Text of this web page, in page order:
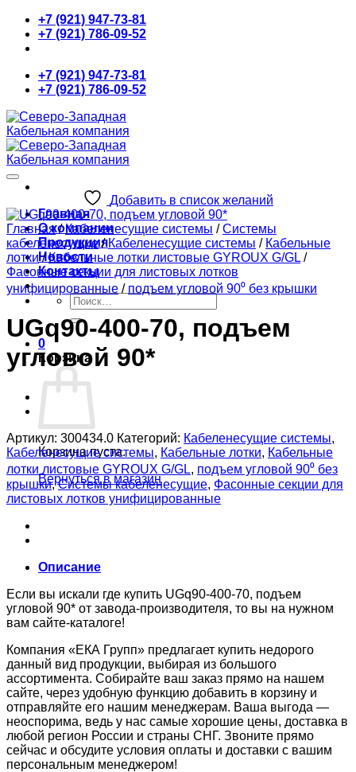
Skip
content
+7 (921) 947-73-81
+7 (921) 786-09-52
+7 (921) 947-73-81
+7 (921) 786-09-52
Главная
О компании
Продукция
Новости
Контакты
Искать:
0
Корзина
Корзина пуста.
Вернуться в магазин
Добавить в список желаний
Главная / Кабеленесущие системы / Системы
кабеленесущие / Кабеленесущие системы / Кабельные
лотки / Кабельные лотки листовые GYROUX G/GL /
Фасонные секции для листовых лотков
унифицированные / подъем угловой 90⁰ без крышки
UGq90-400-70, подъем
угловой 90*
Артикул: 300434.0 Категорий: Кабеленесущие системы,
Кабеленесущие системы, Кабельные лотки, Кабельные
лотки листовые GYROUX G/GL, подъем угловой 90⁰ без
крышки,Системы кабеленесущие, Фасонные секции для
листовых лотков унифицированные
Описание
Если вы искали где купить UGq90-400-70, подъем
угловой 90* от завода-производителя, то вы на нужном
вам сайте-каталоге!
Компания «ЕКА Групп» предлагает купить недорого
данный вид продукции, выбирая из большого
ассортимента. Собирайте ваш заказ прямо на нашем
сайте, через удобную функцию добавить в корзину и
отправляйте его нашим менеджерам. Ваша выгода —
неоспорима, ведь у нас самые хорошие цены, доставка в
любой регион России и страны СНГ. Звоните прямо
сейчас и обсудите условия оплаты и доставки с вашим
персональным менеджером!